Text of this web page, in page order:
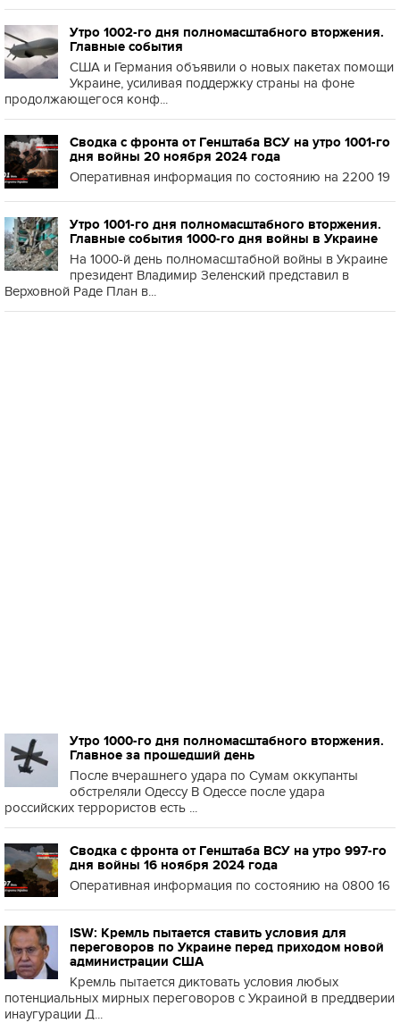
Утро 1002-го дня полномасштабного вторжения.
Главные события
США и Германия объявили о новых пакетах помощи
Украине, усиливая поддержку страны на фоне
продолжающегося конф...
Сводка с фронта от Генштаба ВСУ на утро 1001-го
дня войны 20 ноября 2024 года
Оперативная информация по состоянию на 2200 19
Утро 1001-го дня полномасштабного вторжения.
Главные события 1000-го дня войны в Украине
На 1000-й день полномасштабной войны в Украине
президент Владимир Зеленский представил в
Верховной Раде План в...
Утро 1000-го дня полномасштабного вторжения.
Главное за прошедший день
После вчерашнего удара по Сумам оккупанты
обстреляли Одессу В Одессе после удара
российских террористов есть ...
Сводка с фронта от Генштаба ВСУ на утро 997-го
дня войны 16 ноября 2024 года
Оперативная информация по состоянию на 0800 16
ISW: Кремль пытается ставить условия для
переговоров по Украине перед приходом новой
администрации США
Кремль пытается диктовать условия любых
потенциальных мирных переговоров с Украиной в преддверии
инаугурации Д...